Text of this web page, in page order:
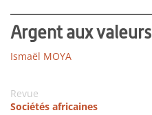
Argent aux valeurs
Ismaël MOYA
Revue
Sociétés africaines